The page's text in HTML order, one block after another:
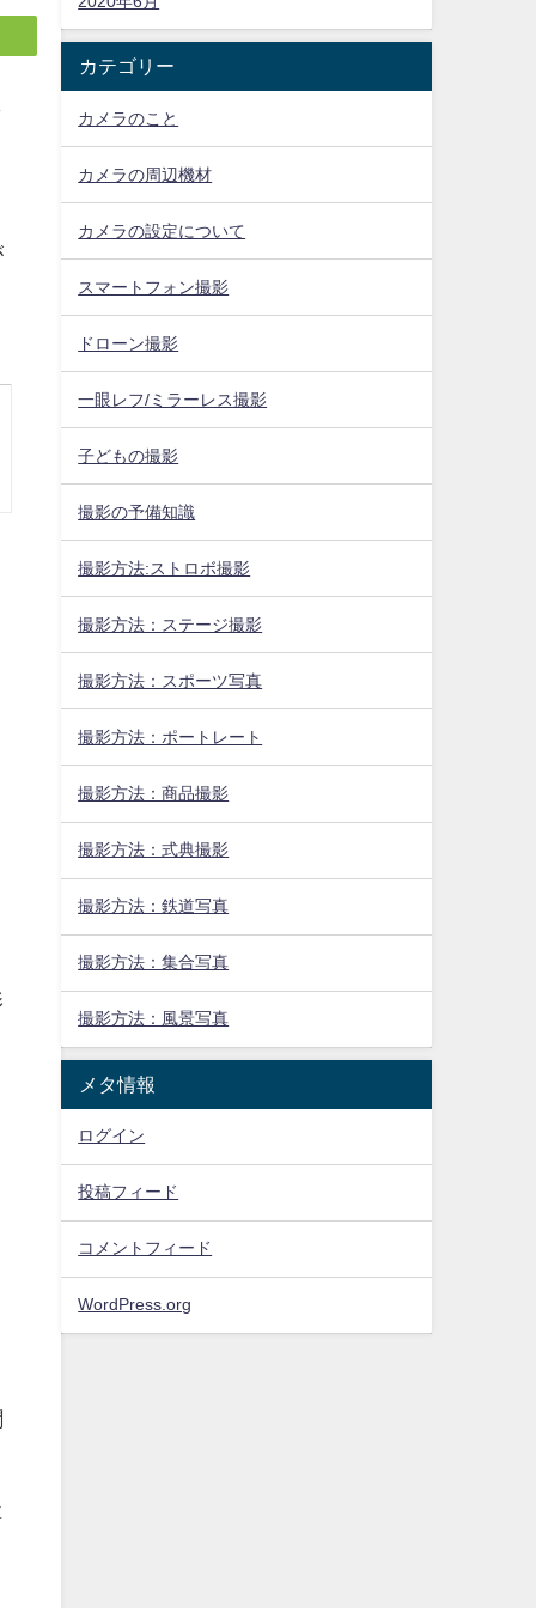
カテゴリー
カメラのこと
カメラの周辺機材
カメラの設定について
スマートフォン撮影
ドローン撮影
一眼レフ/ミラーレス撮影
子どもの撮影
撮影の予備知識
撮影方法:ストロボ撮影
撮影方法：ステージ撮影
撮影方法：スポーツ写真
撮影方法：ポートレート
撮影方法：商品撮影
撮影方法：式典撮影
撮影方法：鉄道写真
撮影方法：集合写真
撮影方法：風景写真
メタ情報
ログイン
投稿フィード
コメントフィード
WordPress.org